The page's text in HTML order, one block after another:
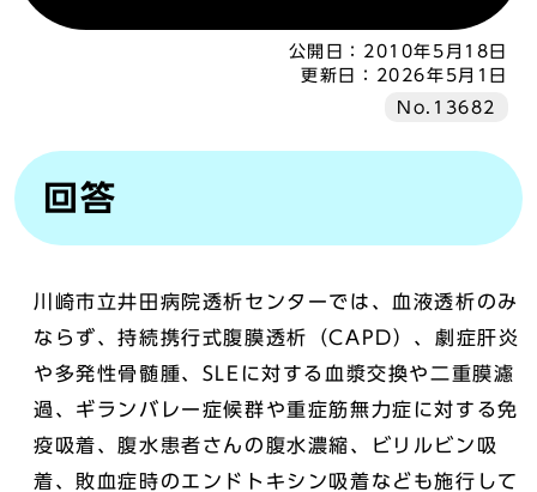
公開日： 2010年5月18日
更新日：
2026年5月1日
No.13682
回答
川崎市立井田病院透析センターでは、血液透析のみ
ならず、持続携行式腹膜透析（CAPD）、劇症肝炎
や多発性骨髄腫、SLEに対する血漿交換や二重膜濾
過、ギランバレー症候群や重症筋無力症に対する免
疫吸着、腹水患者さんの腹水濃縮、ビリルビン吸
着、敗血症時のエンドトキシン吸着なども施行して